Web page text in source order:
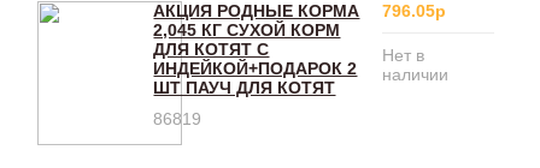
АКЦИЯ РОДНЫЕ КОРМА
2,045 КГ СУХОЙ КОРМ
ДЛЯ КОТЯТ С
ИНДЕЙКОЙ+ПОДАРОК 2
ШТ ПАУЧ ДЛЯ КОТЯТ
86819
796.05р
Нет в
наличии